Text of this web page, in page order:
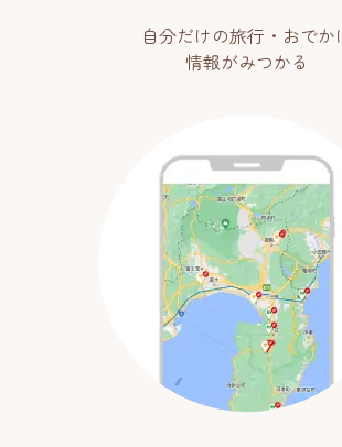
自分だけの旅行・おでか
情報がみつかる